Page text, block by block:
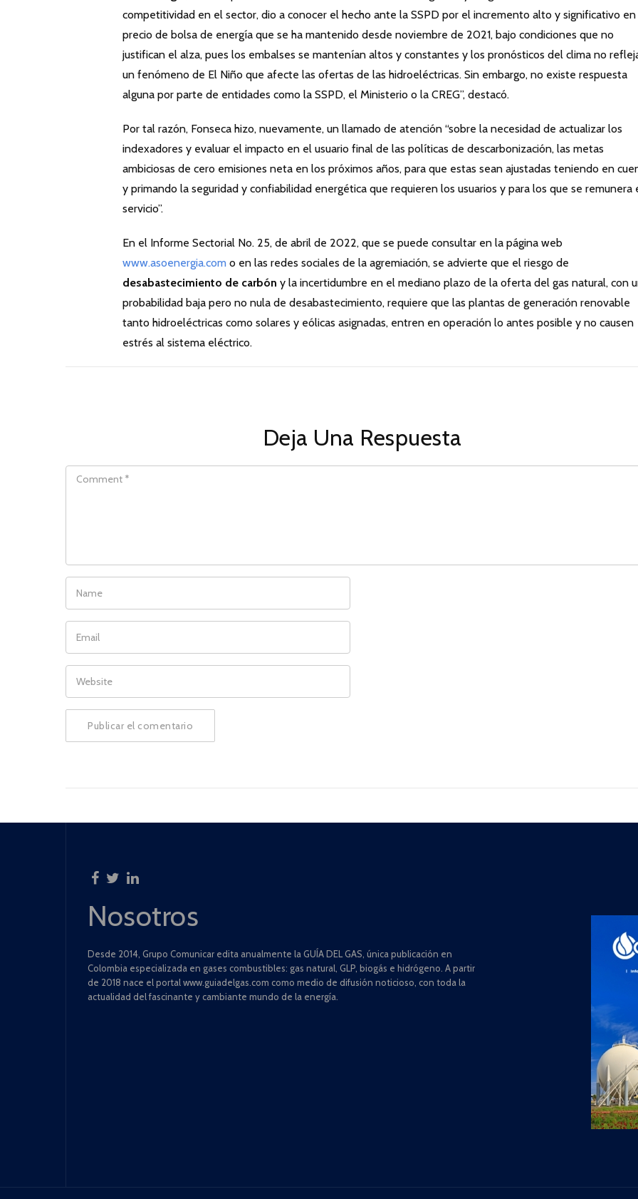
competitividad en el sector, dio a conocer el hecho ante la SSPD por el incremento alto y significativo
precio de bolsa de energía que se ha mantenido desde noviembre de 2021, bajo condiciones que no
justifican el alza, pues los embalses se mantenían altos y constantes y los pronósticos del clima no
un fenómeno de El Niño que afecte las ofertas de las hidroeléctricas. Sin embargo, no existe respuesta
alguna por parte de entidades como la SSPD, el Ministerio o la CREG”, destacó.
Por tal razón, Fonseca hizo, nuevamente, un llamado de atención “sobre la necesidad de actualizar los
indexadores y evaluar el impacto en el usuario final de las políticas de descarbonización, las metas
ambiciosas de cero emisiones neta en los próximos años, para que estas sean ajustadas teniendo en
y primando la seguridad y confiabilidad energética que requieren los usuarios y para los que se remunera
servicio”.
En el Informe Sectorial No. 25, de abril de 2022, que se puede consultar en la página web
www.asoenergia.com o en las redes sociales de la agremiación, se advierte que el riesgo de
desabastecimiento de carbón y la incertidumbre en el mediano plazo de la oferta del gas natural, con
probabilidad baja pero no nula de desabastecimiento, requiere que las plantas de generación renovable
tanto hidroeléctricas como solares y eólicas asignadas, entren en operación lo antes posible y no causen
estrés al sistema eléctrico.
Deja Una Respuesta
COMMENT
NAME
EMAIL
WEBSITE
Nosotros
Desde 2014, Grupo Comunicar edita anualmente la GUÍA DEL GAS, única publicación en
Colombia especializada en gases combustibles: gas natural, GLP, biogás e hidrógeno. A partir
de 2018 nace el portal www.guiadelgas.com como medio de difusión noticioso, con toda la
actualidad del fascinante y cambiante mundo de la energía.